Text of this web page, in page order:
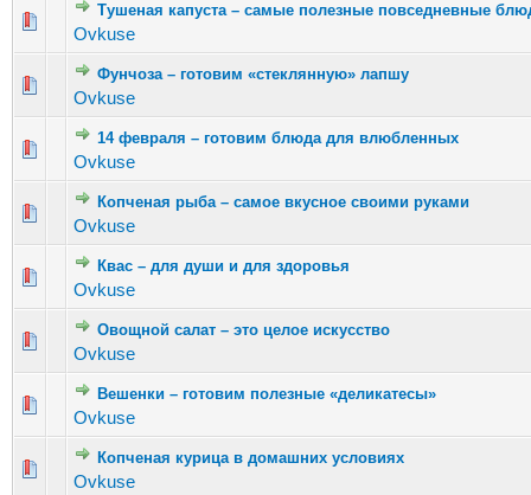
Тушеная капуста – самые полезные повседневные
Ovkuse
Голосов: 6 - Средняя оценка: 3.67 из 5
12345
Фунчоза – готовим «стеклянную» лапшу
Ovkuse
Голосов: 3 - Средняя оценка: 2.33 из 5
1 2345
14 февраля – готовим блюда для влюбленных
Ovkuse
Голосов: 8 - Средняя оценка: 3 из 5
34 5
Копченая рыба – самое вкусное своими руками
Ovkuse
Голосов: 8 - Средняя оценка: 3.38 из 5
1234
Квас – для души и для здоровья
Ovkuse
Голосов: 7 - Средняя оценка: 2.57 из 5
1234 5
Овощной салат – это целое искусство
Ovkuse
Голосов: 11 - Средняя оценка: 2.36 из 5
123
Вешенки – готовим полезные «деликатесы»
Ovkuse
Голосов: 8 - Средняя оценка: 3.38 из 5
12 345
Копченая курица в домашних условиях
Ovkuse
Голосов: 14 - Средняя оценка: 2.36 из 5
12345